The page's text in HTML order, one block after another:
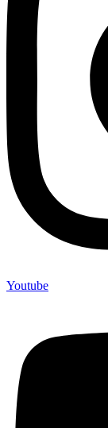
Youtube